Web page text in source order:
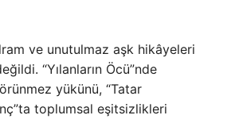
ve unutulmaz aşk hikâyeleri
“Yılanların Öcü”nde
yükünü, “Tatar
toplumsal eşitsizlikleri